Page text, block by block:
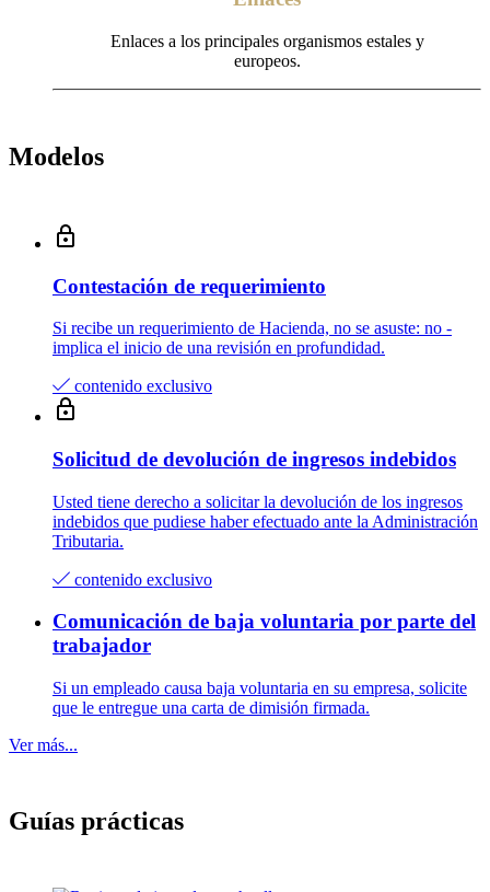
Enlaces a los principales organismos estales y
europeos.
Modelos
Contestación de requerimiento
Si recibe un requerimiento de Hacienda, no se asuste: no­ ­
implica el inicio de una revisión en profundidad.
contenido exclusivo
Solicitud de devolución de ingresos indebidos
Usted tiene derecho a solicitar la devolución de los ingresos
indebidos que pudiese haber efectuado ante la Administración
Tributaria.
contenido exclusivo
Comunicación de baja voluntaria por parte del
trabajador
Si un empleado causa baja voluntaria en su empresa, solicite
que le entregue una carta de dimisión firmada.
Ver más...
Guías prácticas